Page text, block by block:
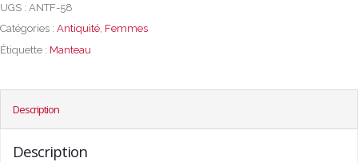
UGS : ANTF-58
Catégories : Antiquité, Femmes
Étiquette : Manteau
Description
Description